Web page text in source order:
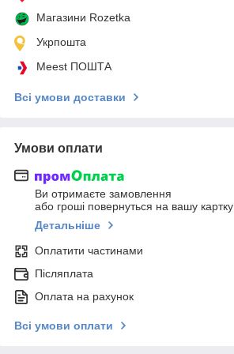
Магазини Rozetka
Укрпошта
Meest ПОШТА
Всі умови доставки
Умови оплати
Ви отримаєте замовлення
або гроші повернуться на вашу картку
Детальніше
Оплатити частинами
Післяплата
Оплата на рахунок
Всі умови оплати